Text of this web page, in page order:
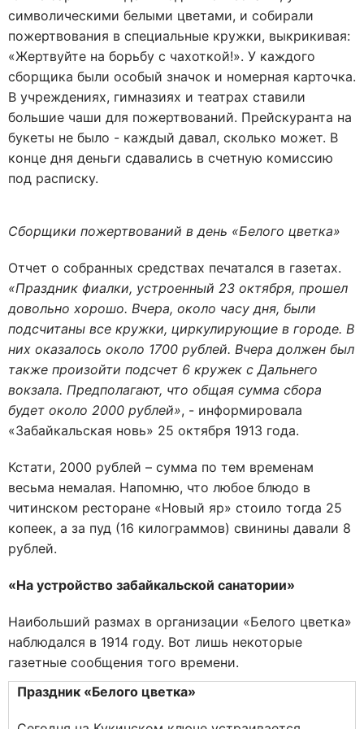
символическими белыми цветами, и собирали
пожертвования в специальные кружки, выкрикивая:
«Жертвуйте на борьбу с чахоткой!». У каждого
сборщика были особый значок и номерная карточка.
В учреждениях, гимназиях и театрах ставили
большие чаши для пожертвований. Прейскуранта на
букеты не было - каждый давал, сколько может. В
конце дня деньги сдавались в счетную комиссию
под расписку.
Сборщики пожертвований в день «Белого цветка»
Отчет о собранных средствах печатался в газетах.
«Праздник фиалки, устроенный 23 октября, прошел
довольно хорошо. Вчера, около часу дня, были
подсчитаны все кружки, циркулирующие в городе. В
них оказалось около 1700 рублей. Вчера должен был
также произойти подсчет 6 кружек с Дальнего
вокзала. Предполагают, что общая сумма сбора
будет около 2000 рублей», - информировала
«Забайкальская новь» 25 октября 1913 года.
Кстати, 2000 рублей – сумма по тем временам
весьма немалая. Напомню, что любое блюдо в
читинском ресторане «Новый яр» стоило тогда 25
копеек, а за пуд (16 килограммов) свинины давали 8
рублей.
«На устройство забайкальской санатории»
Наибольший размах в организации «Белого цветка»
наблюдался в 1914 году. Вот лишь некоторые
газетные сообщения того времени.
Праздник «Белого цветка»